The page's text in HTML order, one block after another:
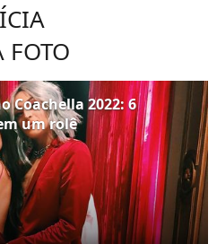
FOTO
Coachella 2022: 6
um rolê